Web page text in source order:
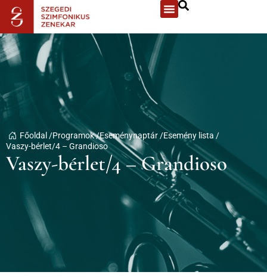
Főoldal /Programok /Eseménynaptár /Esemény lista /
Vaszy-bérlet/4 – Grandioso
Vaszy-bérlet/4 – Grandioso